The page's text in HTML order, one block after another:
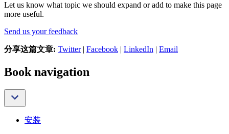
Let us know what topic we should expand or add to make this page
more useful.
Send us your feedback
分享这篇文章: Twitter| Facebook | LinkedIn | Email
Book navigation
安装